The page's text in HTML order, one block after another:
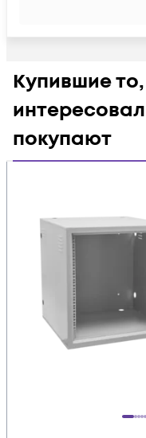
Купившие
покупают